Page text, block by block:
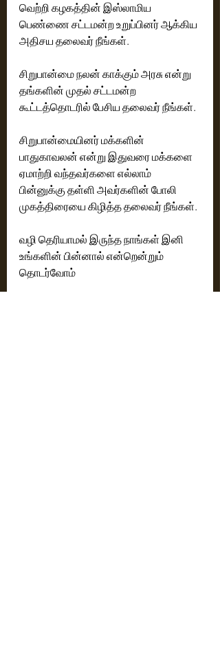
வெற்றி கழகத்தின் இஸ்லாமிய
பெண்ணை சட்டமன்ற உறுப்பினர் ஆக்கிய
அதிசய தலைவர் நீங்கள்.
சிறுபான்மை நலன் காக்கும் அரசு என்று
தங்களின் முதல் சட்டமன்ற
கூட்டத்தொடரில் பேசிய தலைவர் நீங்கள்.
சிறுபான்மையினர் மக்களின்
பாதுகாவலன் என்று இதுவரை மக்களை
ஏமாற்றி வந்தவர்களை எல்லாம்
பின்னுக்கு தள்ளி அவர்களின் போலி
முகத்திரையை கிழித்த தலைவர் நீங்கள்.
வழி தெரியாமல் இருந்த நாங்கள் இனி
உங்களின் பின்னால் என்றென்றும்
தொடர்வோம்